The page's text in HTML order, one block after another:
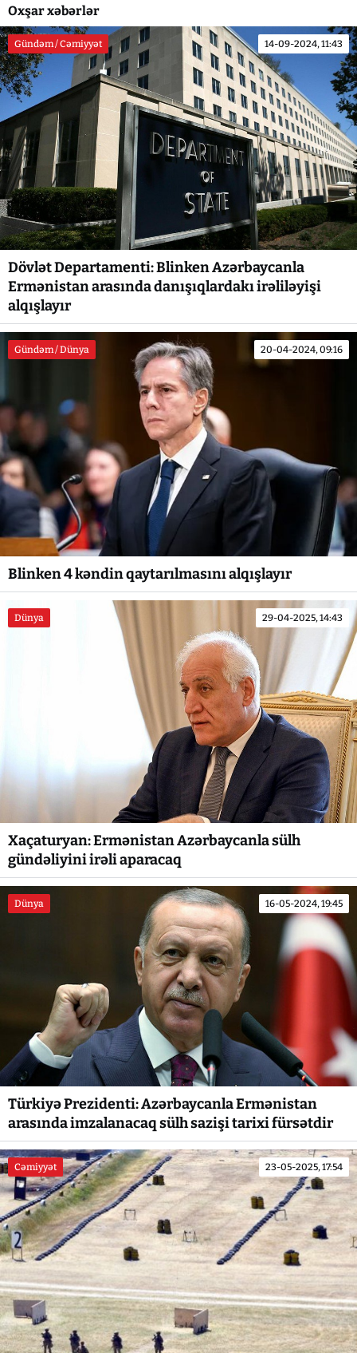
Oxşar xəbərlər
Gündəm / Cəmiyyət 14-09-2024, 11:43
Dövlət Departamenti: Blinken Azərbaycanla
Ermənistan arasında danışıqlardakı irəliləyişi
alqışlayır
Gündəm / Dünya 20-04-2024, 09:16
Blinken 4 kəndin qaytarılmasını alqışlayır
Dünya 29-04-2025, 14:43
Xaçaturyan: Ermənistan Azərbaycanla sülh
gündəliyini irəli aparacaq
Dünya 16-05-2024, 19:45
Türkiyə Prezidenti: Azərbaycanla Ermənistan
arasında imzalanacaq sülh sazişi tarixi fürsətdir
Cəmiyyət 23-05-2025, 17:54